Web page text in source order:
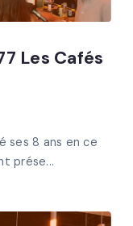
Les Cafés
ses 8 ans en ce
prése...